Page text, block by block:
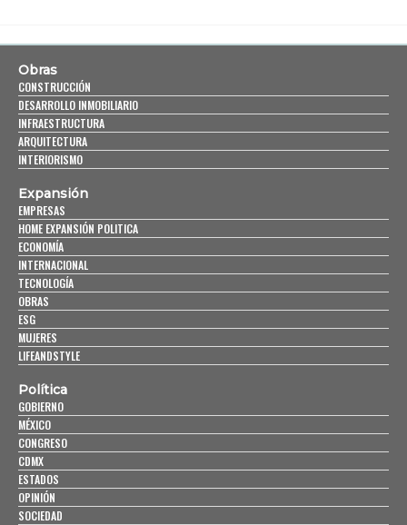
Obras
CONSTRUCCIÓN
DESARROLLO INMOBILIARIO
INFRAESTRUCTURA
ARQUITECTURA
INTERIORISMO
Expansión
EMPRESAS
HOME EXPANSIÓN POLITICA
ECONOMÍA
INTERNACIONAL
TECNOLOGÍA
OBRAS
ESG
MUJERES
LIFEANDSTYLE
Política
GOBIERNO
MÉXICO
CONGRESO
CDMX
ESTADOS
OPINIÓN
SOCIEDAD